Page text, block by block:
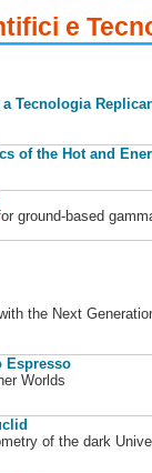
e
Tecnologia
of the Hot and
ground-based
the Next
Espresso
Worlds
of the dark